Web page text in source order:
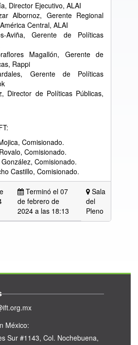
Director Ejecutivo, ALAI
Albornoz, Gerente Regional
Central, ALAI
Aviña, Gerente de Políticas
Magallón, Gerente de
Rappi
Gerente de Políticas
Director de Políticas Públicas,
Comisionado.
Comisionado.
Comisionado.
Castillo, Comisionado.
Terminó el 07
de febrero de
2024 a las 18:13
Sala
del
Pleno
México:
Sur #1143, Col. Nochebuena,